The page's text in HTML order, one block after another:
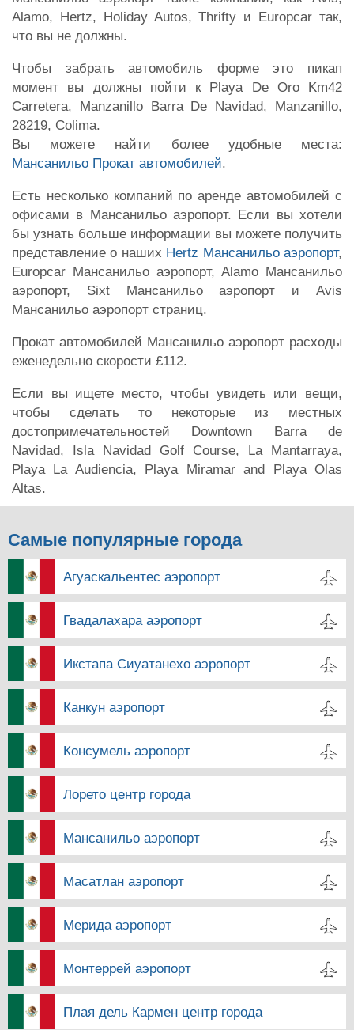
Alamo, Hertz, Holiday Autos, Thrifty и Europcar так,
что вы не должны.
Чтобы забрать автомобиль форме это пикап
момент вы должны пойти к Playa De Oro Km42
Carretera, Manzanillo Barra De Navidad, Manzanillo,
28219, Colima.
Вы можете найти более удобные места:
Мансанильо Прокат автомобилей.
Есть несколько компаний по аренде автомобилей с
офисами в Мансанильо аэропорт. Если вы хотели
бы узнать больше информации вы можете получить
представление о наших Hertz Мансанильо аэропорт,
Europcar Мансанильо аэропорт, Alamo Мансанильо
аэропорт, Sixt Мансанильо аэропорт и Avis
Мансанильо аэропорт страниц.
Прокат автомобилей Мансанильо аэропорт расходы
еженедельно скорости £112.
Если вы ищете место, чтобы увидеть или вещи,
чтобы сделать то некоторые из местных
достопримечательностей Downtown Barra de
Navidad, Isla Navidad Golf Course, La Mantarraya,
Playa La Audiencia, Playa Miramar and Playa Olas
Altas.
Самые популярные города
Агуаскальентес аэропорт
Гвадалахара аэропорт
Икстапа Сиуатанехо аэропорт
Канкун аэропорт
Консумель аэропорт
Лорето центр города
Мансанильо аэропорт
Масатлан аэропорт
Мерида аэропорт
Монтеррей аэропорт
Плая дель Кармен центр города